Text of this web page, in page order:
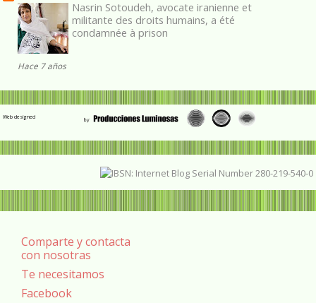
Nasrin Sotoudeh, avocate iranienne et
militante des droits humains, a été
condamnée à prison
Hace 7 años
Web designed
Comparte y contacta
con nosotras
Te necesitamos
Facebook